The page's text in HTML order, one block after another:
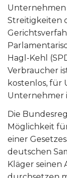
Unternehmen
Streitigkeiten
Hagl-Kehl
Verbraucher
kostenlos, für
Unternehmer
Die
Möglichkeit
einer
deutschen
Kläger seinen